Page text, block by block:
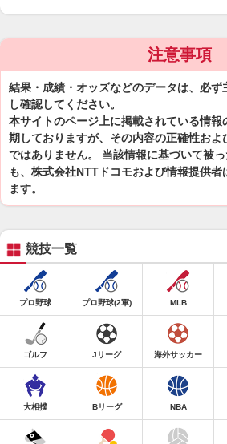
注意事項
結果・成績・オッズなどのデータは、必
し確認してください。
本サイトのページ上に掲載されている情
期しておりますが、その内容の正確性お
ではありません。 当該情報に基づいて被
も、株式会社NTTドコモおよび情報提供
ます。
競技一覧
プロ野球 プロ野球(2軍) MLB
ゴルフ Jリーグ 海外サッカー
大相撲 Bリーグ NBA